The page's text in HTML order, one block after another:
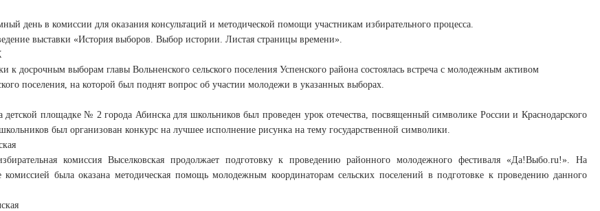
день в комиссии для оказания консультаций и методической помощи участникам избирательного процесса.
выставки «История выборов. Выбор истории. Листая страницы времени».
к досрочным выборам главы Вольненского сельского поселения Успенского района состоялась встреча с молодежным активом
поселения, на которой был поднят вопрос об участии молодежи в указанных выборах.
детской площадке № 2 города Абинска для школьников был проведен урок отечества, посвященный символике России и Краснодарского
был организован конкурс на лучшее исполнение рисунка на тему государственной символики.
комиссия Выселковская продолжает подготовку к проведению районного молодежного фестиваля «Да!Выбо.ru!». На
была оказана методическая помощь молодежным координаторам сельских поселений в подготовке к проведению данного